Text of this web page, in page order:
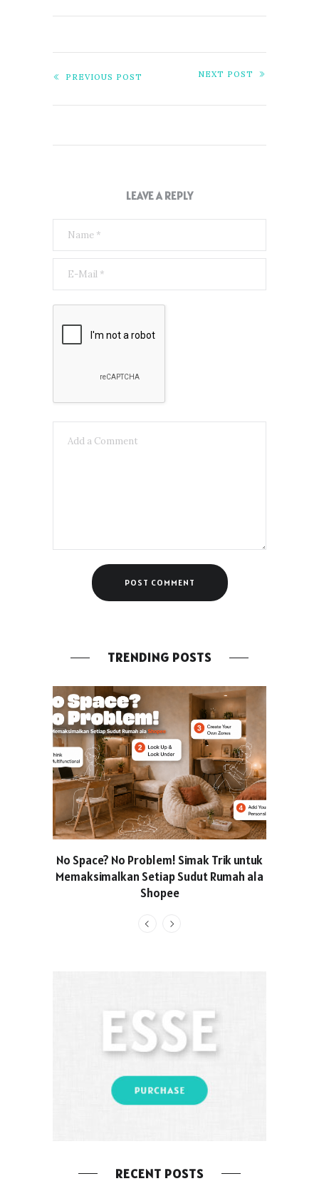
PREVIOUS POST NEXT POST
LEAVE A REPLY
TRENDING POSTS
No Space? No Problem! Simak Trik untuk
Memaksimalkan Setiap Sudut Rumah ala
Shopee
RECENT POSTS